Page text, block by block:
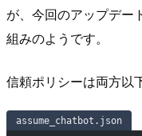
が、今回のアップデー
組みのようです。
信頼ポリシーは両方以
assume_chatbot.json